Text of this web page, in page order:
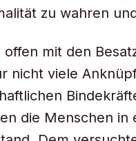
zu wahren
mit den
nicht viele
die Menschen in